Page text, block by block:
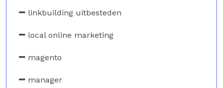
linkbuilding uitbesteden
local online marketing
magento
manager